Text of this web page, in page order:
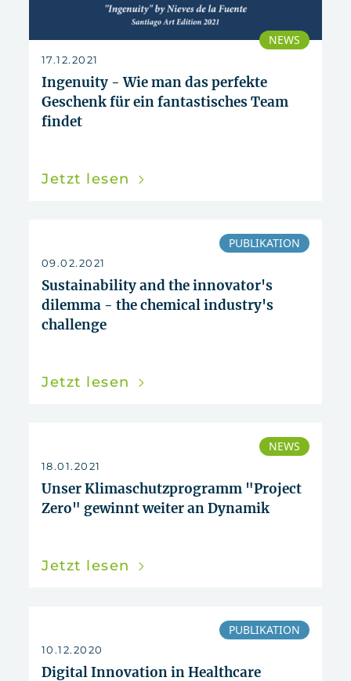
NEWS
17.12.2021
Ingenuity - Wie man das perfekte
Geschenk für ein fantastisches Team
findet
Jetzt lesen
PUBLIKATION
09.02.2021
Sustainability and the innovator's
dilemma - the chemical industry's
challenge
Jetzt lesen
NEWS
18.01.2021
Unser Klimaschutzprogramm "Project
Zero" gewinnt weiter an Dynamik
Jetzt lesen
PUBLIKATION
10.12.2020
Digital Innovation in Healthcare